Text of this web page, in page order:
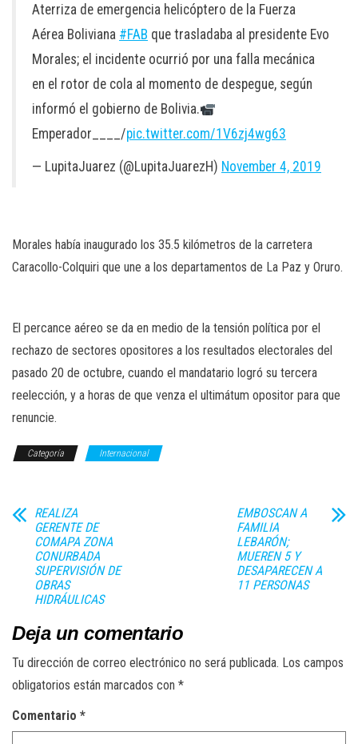
Aterriza de emergencia helicóptero de la Fuerza
Aérea Boliviana #FAB que trasladaba al presidente Evo
Morales; el incidente ocurrió por una falla mecánica
en el rotor de cola al momento de despegue, según
informó el gobierno de Bolivia.
Emperador____/pic.twitter.com/1V6zj4wg63
— LupitaJuarez (@LupitaJuarezH) November 4, 2019
Morales había inaugurado los 35.5 kilómetros de la carretera
Caracollo-Colquiri que une a los departamentos de La Paz y Oruro.
El percance aéreo se da en medio de la tensión política por el
rechazo de sectores opositores a los resultados electorales del
pasado 20 de octubre, cuando el mandatario logró su tercera
reelección, y a horas de que venza el ultimátum opositor para que
renuncie.
Categoría Internacional
REALIZA
GERENTE DE
COMAPA ZONA
CONURBADA
SUPERVISIÓN DE
OBRAS
HIDRÁULICAS
EMBOSCAN A
FAMILIA
LEBARÓN;
MUEREN 5 Y
DESAPARECEN A
11 PERSONAS
Deja un comentario
Tu dirección de correo electrónico no será publicada. Los campos
obligatorios están marcados con *
Comentario *